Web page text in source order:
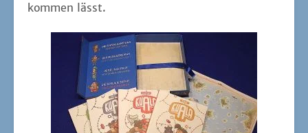
kom­men lässt.